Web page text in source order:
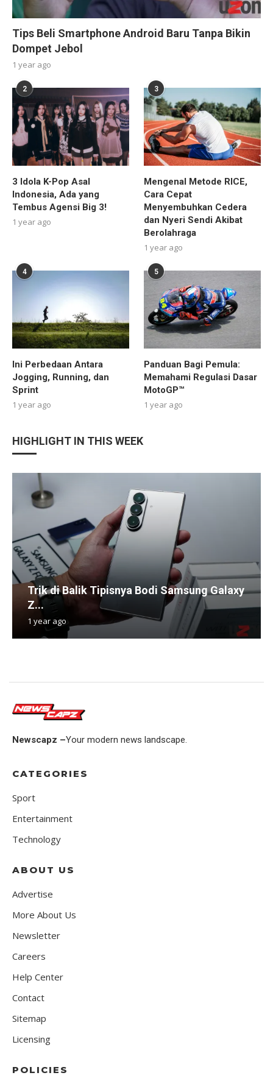
Tips Beli Smartphone Android Baru Tanpa Bikin
Dompet Jebol
1 year ago
2
3 Idola K-Pop Asal
Indonesia, Ada yang
Tembus Agensi Big 3!
1 year ago
3
Mengenal Metode RICE,
Cara Cepat
Menyembuhkan Cedera
dan Nyeri Sendi Akibat
Berolahraga
1 year ago
4
Ini Perbedaan Antara
Jogging, Running, dan
Sprint
1 year ago
5
Panduan Bagi Pemula:
Memahami Regulasi Dasar
MotoGP™
1 year ago
HIGHLIGHT IN THIS WEEK
Trik di Balik Tipisnya Bodi Samsung Galaxy
Z...
1 year ago
Newscapz –Your modern news landscape.
CATEGORIES
Sport
Entertainment
Technology
ABOUT US
Advertise
More About Us
Newsletter
Careers
Help Center
Contact
Sitemap
Licensing
POLICIES